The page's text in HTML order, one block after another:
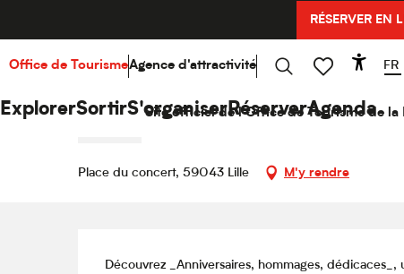
principal
RÉSERVER EN
ExplorerSortirS'organiserRéserverAgenda
Site officiel de l'Office de Tourisme de la
Office de TourismeAgence d'attractivité FR
Agenda
Mardi 13 octobre de 17:30 à 20:00
Anniversaires, hommages,
Place du concert, 59043 Lille M'y rendre
Description
Découvrez _Anniversaires, hommages,